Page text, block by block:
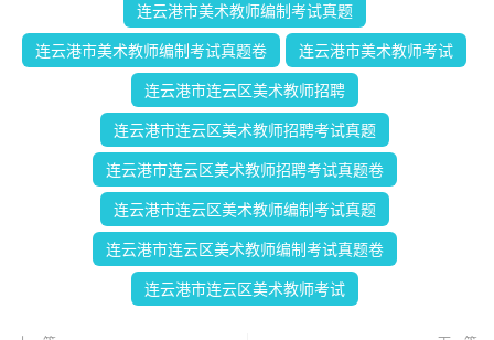
连云港市美术教师编制考试真题
连云港市美术教师编制考试真题卷 连云港市美术教师考试
连云港市连云区美术教师招聘
连云港市连云区美术教师招聘考试真题
连云港市连云区美术教师招聘考试真题卷
连云港市连云区美术教师编制考试真题
连云港市连云区美术教师编制考试真题卷
连云港市连云区美术教师考试